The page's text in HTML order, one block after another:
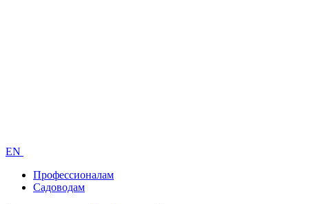
EN
Профессионалам
Садоводам